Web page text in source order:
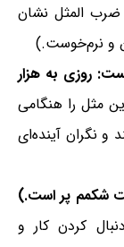
ضرب المثل نشان
و نرم‌خوست.)
روزی به هزار
مثل را هنگامی
و نگران آینده‌ای
شکمم پر است.)
کردن کار و